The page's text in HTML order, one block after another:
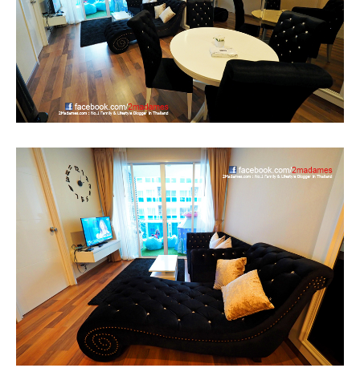
นิวซีแลนด์
อเมริกา
ร้านอร่อย
บทความครอบครัว
Beauty Review
Products & Applications
Events & PR News
About Us
Contact & Support Us